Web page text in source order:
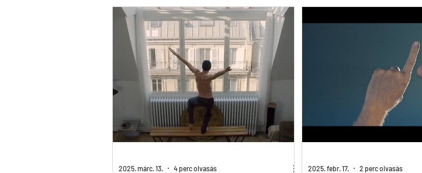
megközelítését tűzte ki céljául. A program
során tíz iskolába...
About Pal Frenak című
Halász Glória által...
2025. márc. 13. 4 perc olvasás 2025. febr. 17. 2 perc olvasás